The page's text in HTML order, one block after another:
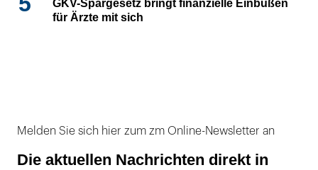
GKV-Spargesetz bringt finanzielle Einbußen
für Ärzte mit sich
Melden Sie sich hier zum zm Online-Newsletter an
Die aktuellen Nachrichten direkt in